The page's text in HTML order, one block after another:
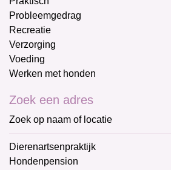
Probleemgedrag
Recreatie
Verzorging
Voeding
Werken met honden
Zoek een adres
Zoek op naam of locatie
Dierenartsenpraktijk
Hondenpension